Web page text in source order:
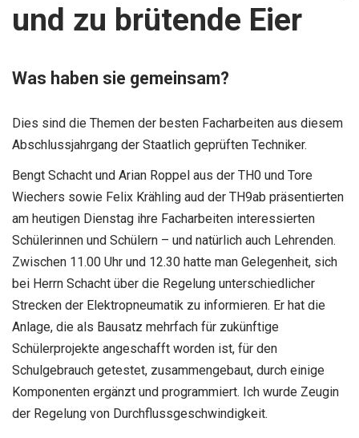
und zu brütende Eier
Was haben sie gemeinsam?
Dies sind die Themen der besten Facharbeiten aus diesem
Abschlussjahrgang der Staatlich geprüften Techniker.
Bengt Schacht und Arian Roppel aus der TH0 und Tore
Wiechers sowie Felix Krähling aud der TH9ab präsentierten
am heutigen Dienstag ihre Facharbeiten interessierten
Schülerinnen und Schülern – und natürlich auch Lehrenden.
Zwischen 11.00 Uhr und 12.30 hatte man Gelegenheit, sich
bei Herrn Schacht über die Regelung unterschiedlicher
Strecken der Elektropneumatik zu informieren. Er hat die
Anlage, die als Bausatz mehrfach für zukünftige
Schülerprojekte angeschafft worden ist, für den
Schulgebrauch getestet, zusammengebaut, durch einige
Komponenten ergänzt und programmiert. Ich wurde Zeugin
der Regelung von Durchflussgeschwindigkeit.